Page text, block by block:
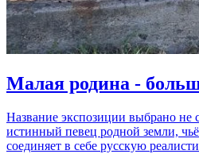
Малая родина -
Название экспозиции выбрано
истинный певец родной земли,
соединяет в себе русскую